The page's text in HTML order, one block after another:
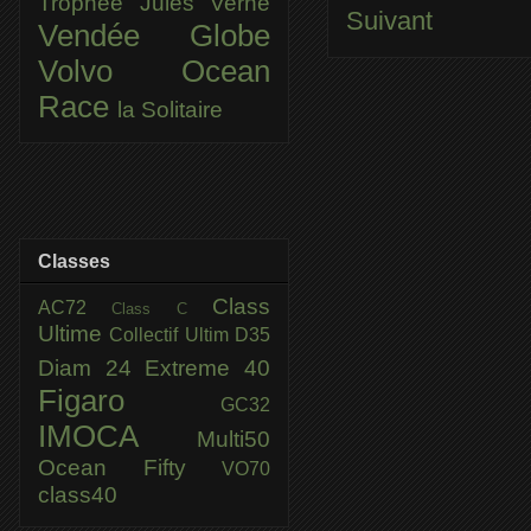
Suivant
Vendée Globe
Volvo Ocean
Race la Solitaire
Classes
AC72Class C Class
Ultime Collectif Ultim D35
Diam 24 Extreme 40
Figaro GC32
IMOCA
Multi50
Ocean Fifty
VO70
class40